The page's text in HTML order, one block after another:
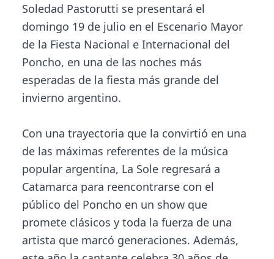
Soledad Pastorutti se presentará el
domingo 19 de julio en el Escenario Mayor
de la Fiesta Nacional e Internacional del
Poncho, en una de las noches más
esperadas de la fiesta más grande del
invierno argentino.
Con una trayectoria que la convirtió en una
de las máximas referentes de la música
popular argentina, La Sole regresará a
Catamarca para reencontrarse con el
público del Poncho en un show que
promete clásicos y toda la fuerza de una
artista que marcó generaciones. Además,